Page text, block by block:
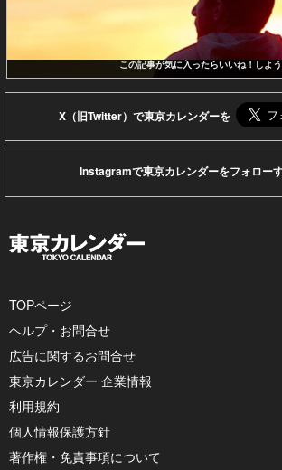
この記事が気に入ったらいいね！しよう
X（旧Twitter）で東京カレンダーを
Instagramで東京カレンダーをフォロー
TOPページ
ヘルプ・お問合せ
広告に関するお問合せ
東京カレンダー 企業情報
利用規約
個人情報保護方針
著作権・免責事項について